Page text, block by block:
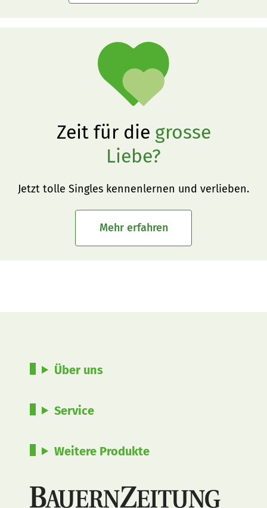
Zeit für die grosse
Liebe?
Jetzt tolle Singles kennenlernen und verlieben.
Mehr erfahren
Über uns
Service
Weitere Produkte